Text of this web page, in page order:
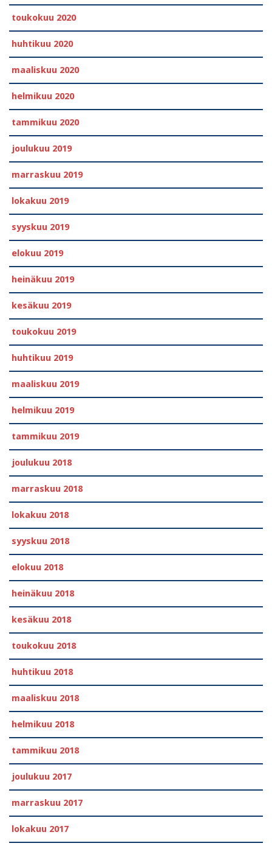
toukokuu 2020
huhtikuu 2020
maaliskuu 2020
helmikuu 2020
tammikuu 2020
joulukuu 2019
marraskuu 2019
lokakuu 2019
syyskuu 2019
elokuu 2019
heinäkuu 2019
kesäkuu 2019
toukokuu 2019
huhtikuu 2019
maaliskuu 2019
helmikuu 2019
tammikuu 2019
joulukuu 2018
marraskuu 2018
lokakuu 2018
syyskuu 2018
elokuu 2018
heinäkuu 2018
kesäkuu 2018
toukokuu 2018
huhtikuu 2018
maaliskuu 2018
helmikuu 2018
tammikuu 2018
joulukuu 2017
marraskuu 2017
lokakuu 2017